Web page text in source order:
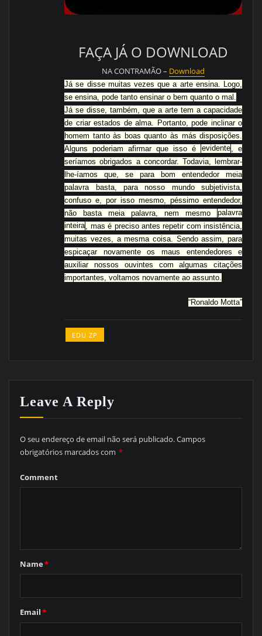
FAÇA JÁ O DOWNLOAD
NA CONTRAMÃO – Download
Já se disse muitas vezes que a arte ensina. Logo,
se ensina, pode tanto ensinar o bem quanto o mal.
Já se disse, também, que a arte tem a capacidade
de criar estados de alma. Portanto, pode inclinar o
homem tanto às boas quanto às más disposições.
Alguns poderiam afirmar que isso é
evidente , e
seríamos obrigados a concordar. Todavia, lembrar-
lhe-íamos que, se para bom entendedor meia
palavra basta, para nosso mundo subjetivista,
confuso e, por isso mesmo, péssimo entendedor,
não basta meia palavra, nem mesmo
palavra
inteira , mas é preciso antes repetir com insistência,
muitas vezes, a mesma coisa. Sendo assim, para
espicaçar novamente os maus entendedores e
auxiliar nossos ouvintes com algumas citações
importantes, voltamos novamente ao assunto.
“Ronaldo Motta”
EDU ZP
Leave A Reply
O seu endereço de email não será publicado.Campos
obrigatórios marcados com *
Comment
Name*
Email*